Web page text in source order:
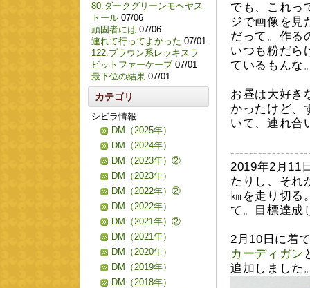
でも、これっ
ジで画像を見
だって。作る
いつも粉だら
ているもんな
お昼は大好き
かったけど、
いて、連れ合
2019年2月11
たりし、それ
㎞を走り切る
て。目標達成
2月10日に着
カーディガン
追加しました
80.ダークグリーンモヘヤス
トール 07/06
頑固者には 07/06
連れて行ってよかった 07/01
122.ブラウン系レッキスラ
ビットファーケープ07/01
最下位の結果 07/01
カテゴリ
シビラ情報
DM（2025年）
DM（2024年）
DM（2023年）②
DM（2023年）
DM（2022年）②
DM（2022年）
DM（2021年）②
DM（2021年）
DM（2020年）
DM（2019年）
DM（2018年）